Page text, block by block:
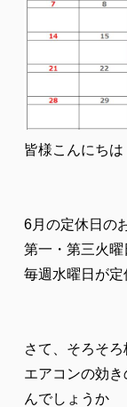
皆様こんにちは
6月の定休日の
第一・第三火曜
毎週水曜日が
さて、そろそ
エアコンの効
んでしょうか